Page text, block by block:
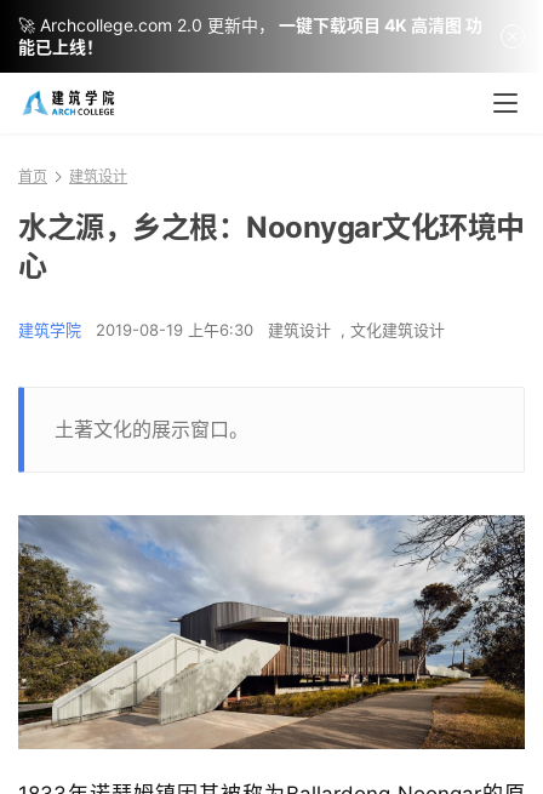
首页 建筑设计
水之源，乡之根：Noonygar文化环境中
心
建筑学院 2019-08-19 上午6:30 建筑设计 , 文化建筑设计
土著文化的展示窗口。
🚀 Archcollege.com 2.0 更新中，
一键下载项目 4K 高清图 功
能已上线！